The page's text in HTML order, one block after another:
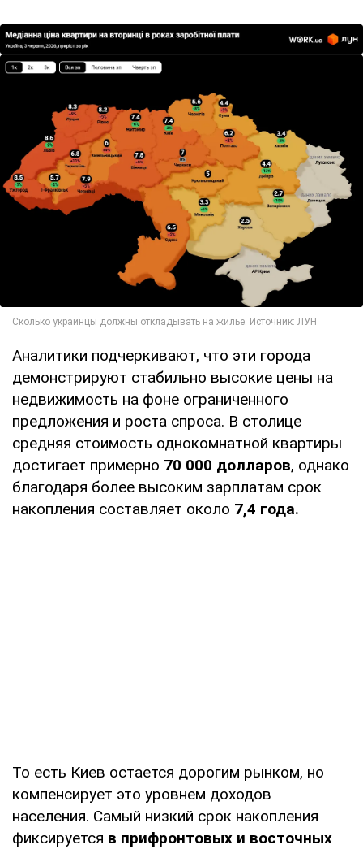
Аналитики подчеркивают, что эти города
демонстрируют стабильно высокие цены на
недвижимость на фоне ограниченного
предложения и роста спроса. В столице
средняя стоимость однокомнатной квартиры
достигает примерно 70 000 долларов, однако
благодаря более высоким зарплатам срок
накопления составляет около 7,4 года.
То есть Киев остается дорогим рынком, но
компенсирует это уровнем доходов
населения. Самый низкий срок накопления
фиксируется в прифронтовых и восточных